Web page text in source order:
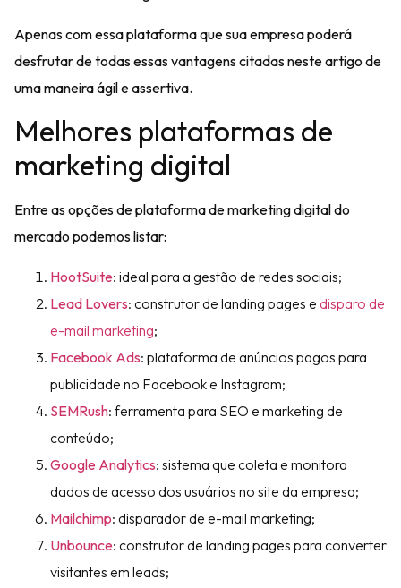
Apenas com essa plataforma que sua empresa poderá
desfrutar de todas essas vantagens citadas neste artigo de
uma maneira ágil e assertiva.
Melhores plataformas de
marketing digital
Entre as opções deplataforma de marketing digitaldo
mercado podemos listar:
HootSuite: ideal para a gestão de redes sociais;
Lead Lovers: construtor de landing pages e disparo de
e-mail marketing;
Facebook Ads: plataforma de anúncios pagos para
publicidade no Facebook e Instagram;
SEMRush: ferramenta para SEO e marketing de
conteúdo;
Google Analytics: sistema que coleta e monitora
dados de acesso dos usuários no site da empresa;
Mailchimp: disparador de e-mail marketing;
Unbounce: construtor de landing pages para converter
visitantes em leads;